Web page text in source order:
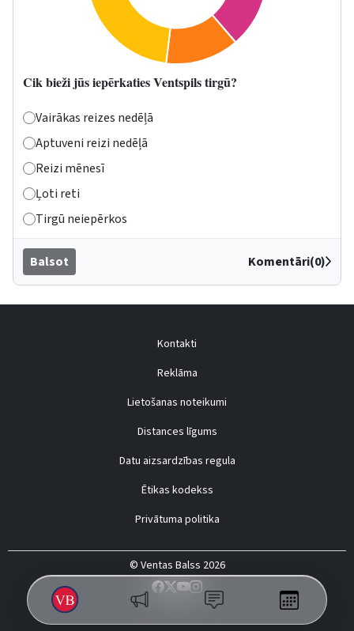
Cik bieži jūs iepērkaties Ventspils tirgū?
Vairākas reizes nedēļā
Aptuveni reizi nedēļā
Reizi mēnesī
Ļoti reti
Tirgū neiepērkos
Balsot Komentāri(0)
Kontakti
Reklāma
Lietošanas noteikumi
Distances līgums
Datu aizsardzības regula
Ētikas kodekss
Privātuma politika
© Ventas Balss 2026